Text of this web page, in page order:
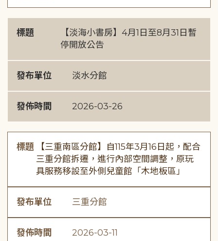
標題
【淡海小書房】4月1日至8月31日暫
停開放公告
發布單位 淡水分館
發佈時間 2026-03-26
標題
【三重南區分館】自115年3月16日起，配合
三重分館拆遷，進行內部空間調整，原玩
具服務移設至外側兒童館「木地板區」
發布單位 三重分館
發佈時間 2026-03-11